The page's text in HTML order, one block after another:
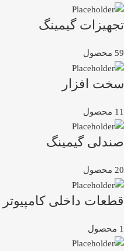
تجهیزات گیمینگ
59 محصول
سخت افزار
11 محصول
صندلی گیمینگ
20 محصول
قطعات داخلی کامپیوتر
1 محصول